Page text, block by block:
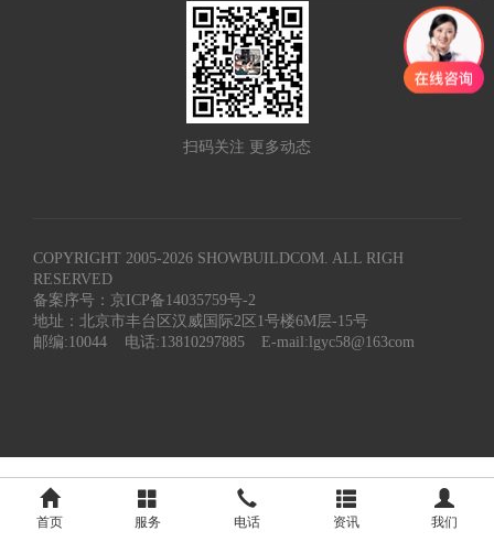
扫码关注 更多动态
COPYRIGHT 2005-2026 SHOWBUILDCOM. ALL RIGH
RESERVED
备案序号：京ICP备14035759号-2
地址：北京市丰台区汉威国际2区1号楼6M层-15号
邮编:10044
电话:13810297885 E-mail:lgyc58@163com
首页 服务 电话 资讯 我们